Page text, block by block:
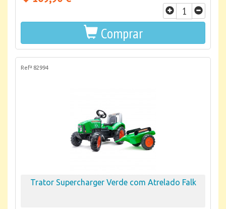
Comprar
Refª 82994
Trator Supercharger Verde com Atrelado Falk